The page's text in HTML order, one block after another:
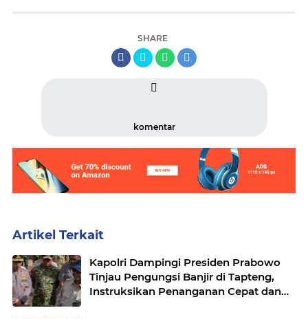
SHARE
komentar
Artikel Terkait
Kapolri Dampingi Presiden Prabowo
Tinjau Pengungsi Banjir di Tapteng,
Instruksikan Penanganan Cepat dan